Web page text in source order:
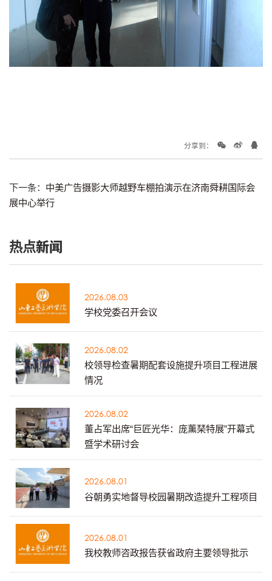
分享到：
下一条： 中美广告摄影大师越野车棚拍演示在济南舜耕国际会
展中心举行
热点新闻
2026.08.03
学校党委召开会议
2026.08.02
校领导检查暑期配套设施提升项目工程进展
情况
2026.08.02
董占军出席“巨匠光华：庞薰琹特展”开幕式
暨学术研讨会
2026.08.01
谷朝勇实地督导校园暑期改造提升工程项目
2026.08.01
我校教师咨政报告获省政府主要领导批示